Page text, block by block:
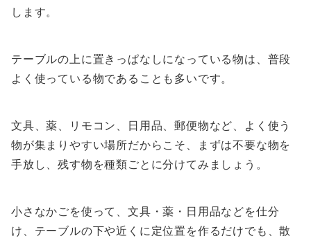
します。
テーブルの上に置きっぱなしになっている物は、普段
よく使っている物であることも多いです。
文具、薬、リモコン、日用品、郵便物など、よく使う
物が集まりやすい場所だからこそ、まずは不要な物を
手放し、残す物を種類ごとに分けてみましょう。
小さなかごを使って、文具・薬・日用品などを仕分
け、テーブルの下や近くに定位置を作るだけでも、散